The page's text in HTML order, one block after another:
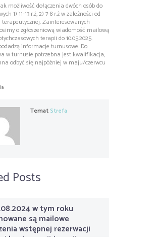
możliwość dołączenia dwóch osób do
1) 11-13 r.ż, 2) 7-8 r.ż w zależności od
Zainteresowanych
o zgłoszeniową wiadomość mailową
terapii do 10.05.2025.
informacje turnusowe. Do
w turnusie potrzebna jest kwalifikacja,
odbyć się najpóźniej w maju/czerwcu
Temat Strefa
Posts
w tym roku
są mailowe
wstępnej rezerwacji
i kontynuacji terapii